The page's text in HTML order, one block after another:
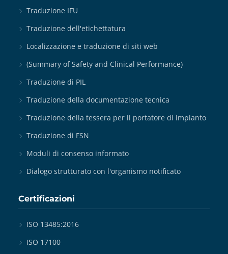
Traduzione IFU
Traduzione dell'etichettatura
Localizzazione e traduzione di siti web
(Summary of Safety and Clinical Performance)
Traduzione di PIL
Traduzione della documentazione tecnica
Traduzione della tessera per il portatore di impianto
Traduzione di FSN
Moduli di consenso informato
Dialogo strutturato con l'organismo notificato
Certificazioni
ISO 13485:2016
ISO 17100